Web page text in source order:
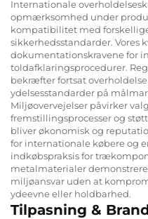
Internationale
opmærksomhed under
kompatibilitet med
sikkerhedsstandarder. Vores
dokumentationskravene for
toldafklaringsprocedurer.
bekræfter fortsat
ydelsesstandarder på
Miljøovervejelser påvirker
fremstillingsprocesser og
bliver økonomisk og
for internationale købere og
indkøbspraksis for
metalmaterialer
miljøansvar uden at
ydeevne eller holdbarhed.
Tilpasning &